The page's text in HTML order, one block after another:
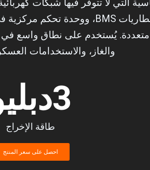
التي لا تتوفر فيها شبكات
يُستخدم على نطاق واسع في
والغاز، والاستخدامات
طاقة الإخراج
3
احصل على سعر المنتج